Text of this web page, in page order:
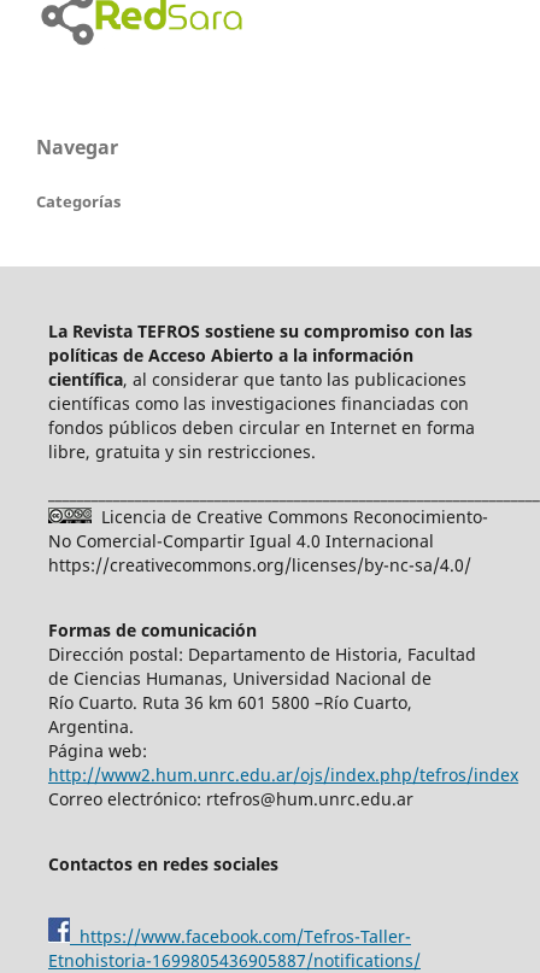
Navegar
Categorías
La Revista TEFROS sostiene su compromiso con las
políticas de Acceso Abierto a la información
científica, al considerar que tanto las publicaciones
científicas como las investigaciones financiadas con
fondos públicos deben circular en Internet en forma
libre, gratuita y sin restricciones.
Licencia de Creative Commons Reconocimiento-
No Comercial-Compartir Igual 4.0 Internacional
https://creativecommons.org/licenses/by-nc-sa/4.0/
Formas de comunicación
Dirección postal: Departamento de Historia, Facultad
de Ciencias Humanas, Universidad Nacional de
Río Cuarto. Ruta 36 km 601 5800 –Río Cuarto,
Argentina.
Página web:
http://www2.hum.unrc.edu.ar/ojs/index.php/tefros/index
Correo electrónico: rtefros@hum.unrc.edu.ar
Contactos en redes sociales
https://www.facebook.com/Tefros-Taller-
Etnohistoria-1699805436905887/notifications/